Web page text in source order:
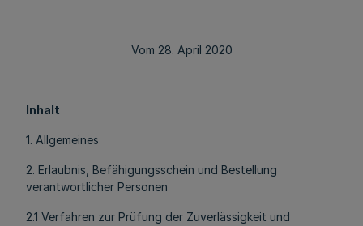
Vom 28. April 2020
Inhalt
1. Allgemeines
2. Erlaubnis, Befähigungsschein und Bestellung
verantwortlicher Personen
2.1 Verfahren zur Prüfung der Zuverlässigkeit und